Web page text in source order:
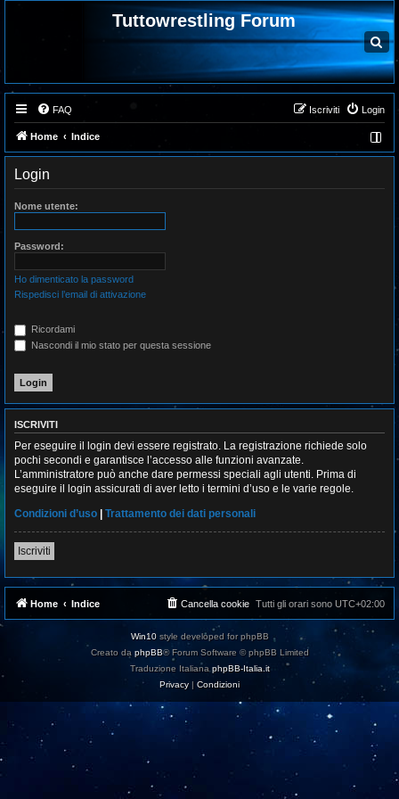
Tuttowrestling Forum
C
e
r
c
a
FAQ Login
Iscriviti
Home Indice
Login
Nome utente:
Password:
Ho dimenticato la password
Rispedisci l’email di attivazione
Ricordami
Nascondi il mio stato per questa sessione
ISCRIVITI
Per eseguire il login devi essere registrato. La registrazione richiede solo
pochi secondi e garantisce l’accesso alle funzioni avanzate.
L’amministratore può anche dare permessi speciali agli utenti. Prima di
eseguire il login assicurati di aver letto i termini d’uso e le varie regole.
Condizioni d’uso | Trattamento dei dati personali
Iscriviti
Home Indice Tutti gli orari sono UTC+02:00
Cancella cookie
Win10style developed for phpBB
Creato da phpBB® Forum Software © phpBB Limited
Traduzione Italiana phpBB-Italia.it
Privacy | Condizioni